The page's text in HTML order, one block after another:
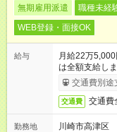
無期雇用派遣 職種未経
WEB登録・面接OK
給与
月給22万
は全額支給し
考慮して加給
交通費別途
交通費 交通費
勤務地 川崎市高津区